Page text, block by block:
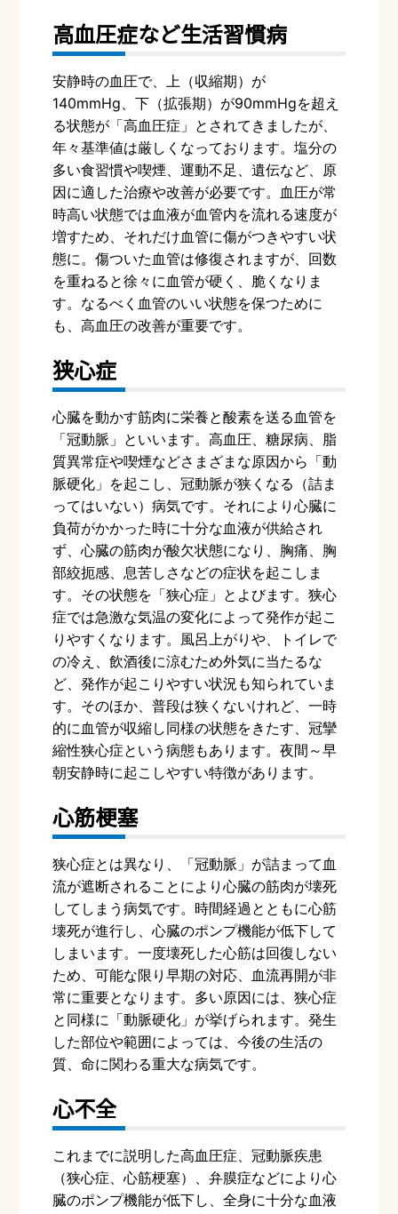
高血圧症など生活習慣病
安静時の血圧で、上（収縮期）が
140mmHg、下（拡張期）が90mmHgを超え
る状態が「高血圧症」とされてきましたが、
年々基準値は厳しくなっております。塩分の
多い食習慣や喫煙、運動不足、遺伝など、原
因に適した治療や改善が必要です。血圧が常
時高い状態では血液が血管内を流れる速度が
増すため、それだけ血管に傷がつきやすい状
態に。傷ついた血管は修復されますが、回数
を重ねると徐々に血管が硬く、脆くなりま
す。なるべく血管のいい状態を保つために
も、高血圧の改善が重要です。
狭心症
心臓を動かす筋肉に栄養と酸素を送る血管を
「冠動脈」といいます。高血圧、糖尿病、脂
質異常症や喫煙などさまざまな原因から「動
脈硬化」を起こし、冠動脈が狭くなる（詰ま
ってはいない）病気です。それにより心臓に
負荷がかかった時に十分な血液が供給され
ず、心臓の筋肉が酸欠状態になり、胸痛、胸
部絞扼感、息苦しさなどの症状を起こしま
す。その状態を「狭心症」とよびます。狭心
症では急激な気温の変化によって発作が起こ
りやすくなります。風呂上がりや、トイレで
の冷え、飲酒後に涼むため外気に当たるな
ど、発作が起こりやすい状況も知られていま
す。そのほか、普段は狭くないけれど、一時
的に血管が収縮し同様の状態をきたす、冠攣
縮性狭心症という病態もあります。夜間～早
朝安静時に起こしやすい特徴があります。
心筋梗塞
狭心症とは異なり、「冠動脈」が詰まって血
流が遮断されることにより心臓の筋肉が壊死
してしまう病気です。時間経過とともに心筋
壊死が進行し、心臓のポンプ機能が低下して
しまいます。一度壊死した心筋は回復しない
ため、可能な限り早期の対応、血流再開が非
常に重要となります。多い原因には、狭心症
と同様に「動脈硬化」が挙げられます。発生
した部位や範囲によっては、今後の生活の
質、命に関わる重大な病気です。
心不全
これまでに説明した高血圧症、冠動脈疾患
（狭心症、心筋梗塞）、弁膜症などにより心
臓のポンプ機能が低下し、全身に十分な血液